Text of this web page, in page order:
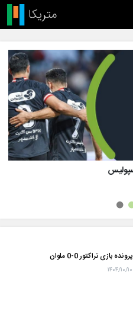
پرونده بازی تراکتور 0-0 ملوان
۱۴۰۴/۱۰/۱۰